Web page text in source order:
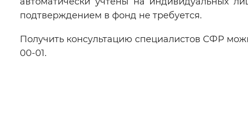
подтверждением в фонд не требуется.
Получить консультацию специалистов СФР
00-01.